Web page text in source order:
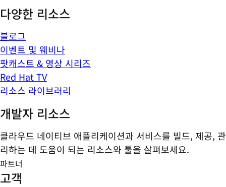
다양한 리소스
블로그
이벤트 및 웨비나
팟캐스트 & 영상 시리즈
Red Hat TV
리소스 라이브러리
개발자 리소스
클라우드 네이티브 애플리케이션과 서비스를 빌드, 제공, 관
리하는 데 도움이 되는 리소스와 툴을 살펴보세요.
파트너
고객